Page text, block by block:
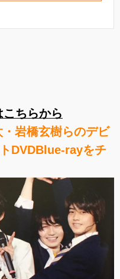
ちらから
岩橋玄樹らのデビ
DVDBlue-rayをチ